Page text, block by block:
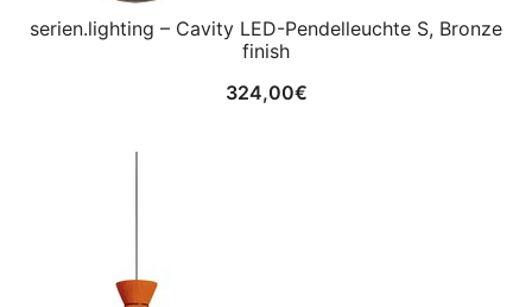
serien.lighting – Cavity LED-Pendelleuchte S, Bronze
finish
324,00€